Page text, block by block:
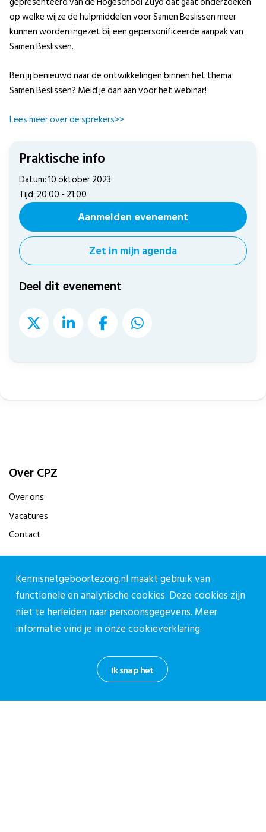
op welke wijze de hulpmiddelen voor Samen Beslissen meer
kunnen worden ingezet bij een gepersonificeerde aanpak van
Samen Beslissen.
Ben jij benieuwd naar de ontwikkelingen binnen het thema
Samen Beslissen? Meld je dan aan voor het webinar!
Lees meer over de sprekers>>
Praktische info
Datum: 10 oktober 2023
Tijd: 20:00 - 21:00
Aanmelden evenement
Zet in mijn agenda
Deel dit evenement
Over CPZ
Over ons
Vacatures
Contact
Contactpagina
030-27 39 786
cpz@stichtingcpz.nl
Blijf op de hoogte
Meld je aan voor onze nieuwsbrief.
Ik snap het
Kennisnetgeboortezorg.nl maakt gebruik van
functionele en analytische cookies. Deze cookies zijn
niet te herleiden naar persoonsgegevens. Meer
informatie vind je in onzecookieverklaring.